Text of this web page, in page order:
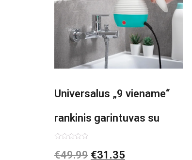
Universalus „9 viename“
rankinis garintuvas su
priedais Steany
0
iš
€49.99 €31.35